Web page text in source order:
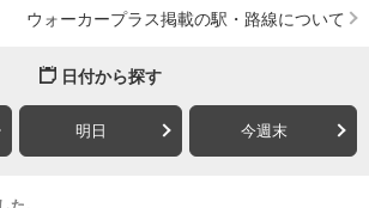
ウォーカープラス掲載の駅・路線について
日付から探す
明日 今週末